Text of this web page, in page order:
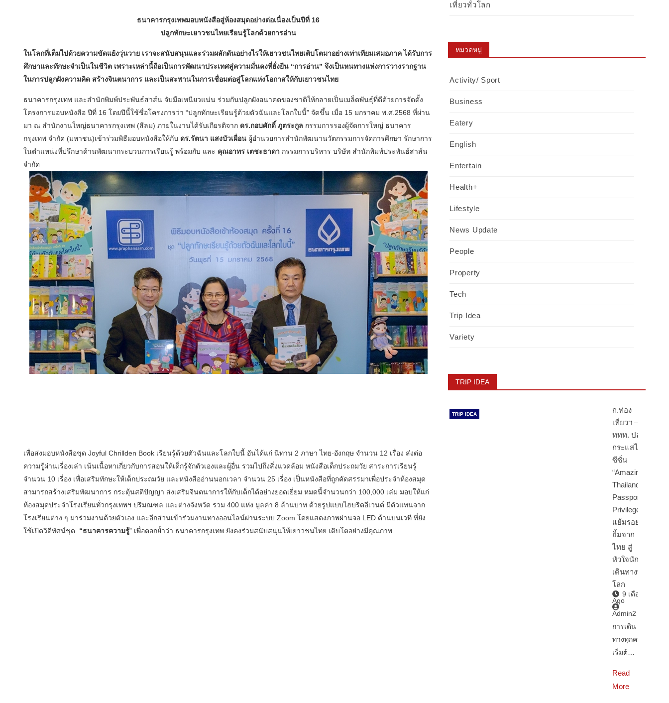
ธนาคารกรุงเทพมอบหนังสือสู่ห้องสมุดอย่างต่อเนื่องเป็นปีที่ 16
ปลูกทักษะเยาวชนไทยเรียนรู้โลกด้วยการอ่าน
ในโลกที่เต็มไปด้วยความขัดแย้งวุ่นวาย เราจะสนับสนุนและร่วมผลักดันอย่างไรให้เยาวชนไทยเติบโตมาอย่างเท่าเทียมเสมอภาค ได้รับการ
ศึกษาและทักษะจำเป็นในชีวิต เพราะเหล่านี้ถือเป็นการพัฒนาประเทศสู่ความมั่นคงที่ยั่งยืน “การอ่าน” จึงเป็นหนทางแห่งการวางรากฐาน
ในการปลูกฝังความคิด สร้างจินตนาการ และเป็นสะพานในการเชื่อมต่อสู่โลกแห่งโอกาสให้กับเยาวชนไทย
ธนาคารกรุงเทพ และสำนักพิมพ์ประพันธ์สาส์น จับมือเหนียวแน่น ร่วมกันปลูกฝังอนาคตของชาติให้กลายเป็นเมล็ดพันธุ์ที่ดีด้วยการจัดตั้ง
โครงการมอบหนังสือ ปีที่ 16 โดยปีนี้ใช้ชื่อโครงการว่า “ปลูกทักษะเรียนรู้ด้วยตัวฉันและโลกใบนี้” จัดขึ้น เมื่อ 15 มกราคม พ.ศ.2568 ที่ผ่าน
มา ณ สำนักงานใหญ่ธนาคารกรุงเทพ (สีลม) ภายในงานได้รับเกียรติจาก ดร.กอบศักดิ์ ภูตระกูล กรรมการรองผู้จัดการใหญ่ ธนาคาร
กรุงเทพ จำกัด (มหาชน)เข้าร่วมพิธีมอบหนังสือให้กับ ดร.รัตนา แสงบัวเผื่อน ผู้อำนวยการสำนักพัฒนานวัตกรรมการจัดการศึกษา รักษาการ
ในตำแหน่งที่ปรึกษาด้านพัฒนากระบวนการเรียนรู้ พร้อมกับ และ คุณอาทร เตชะธาดา กรรมการบริหาร บริษัท สำนักพิมพ์ประพันธ์สาส์น
จำกัด
เพื่อส่งมอบหนังสือชุด Joyful Chrillden Book เรียนรู้ด้วยตัวฉันและโลกใบนี้ อันได้แก่ นิทาน 2 ภาษา ไทย-อังกฤษ จำนวน 12 เรื่อง ส่งต่อ
ความรู้ผ่านเรื่องเล่า เน้นเนื้อหาเกี่ยวกับการสอนให้เด็กรู้จักตัวเองและผู้อื่น รวมไปถึงสิ่งแวดล้อม หนังสือเด็กประถมวัย สาระการเรียนรู้
จำนวน 10 เรื่อง เพื่อเสริมทักษะให้เด็กประถมวัย และหนังสืออ่านนอกเวลา จำนวน 25 เรื่อง เป็นหนังสือที่ถูกคัดสรรมาเพื่อประจำห้องสมุด
สามารถสร้างเสริมพัฒนาการ กระตุ้นสติปัญญา ส่งเสริมจินตนาการให้กับเด็กได้อย่างยอดเยี่ยม หมดนี้จำนวนกว่า 100,000 เล่ม มอบให้แก่
ห้องสมุดประจำโรงเรียนทั่วกรุงเทพฯ ปริมณฑล และต่างจังหวัด รวม 400 แห่ง มูลค่า 8 ล้านบาท ด้วยรูปแบบไฮบริดอีเวนต์ มีตัวแทนจาก
โรงเรียนต่าง ๆ มาร่วมงานด้วยตัวเอง และอีกส่วนเข้าร่วมงานทางออนไลน์ผ่านระบบ Zoom โดยแสดงภาพผ่านจอ LED ด้านบนเวที ที่ยัง
ใช้เปิดวิดีทัศน์ชุด “ธนาคารความรู้” เพื่อตอกย้ำว่า ธนาคารกรุงเทพ ยังคงร่วมสนับสนุนให้เยาวชนไทย เติบโตอย่างมีคุณภาพ
เที่ยวทั่วโลก
หมวดหมู่
Activity/ Sport
Business
Eatery
English
Entertain
Health+
Lifestyle
News Update
People
Property
Tech
Trip Idea
Variety
TRIP IDEA
TRIP IDEA
ก.ท่อง
เที่ยวฯ –
ททท. ปลุก
กระแสไฮ
ซีซั่น
“Amazing
Thailand
Passport
Privileges”
แย้มรอย
ยิ้มจาก
ไทย สู่
หัวใจนัก
เดินทางทั่ว
โลก
9 เดือน
Ago
Admin2
การเดิน
ทางทุกครั้ง
เริ่มต้…
Read
More